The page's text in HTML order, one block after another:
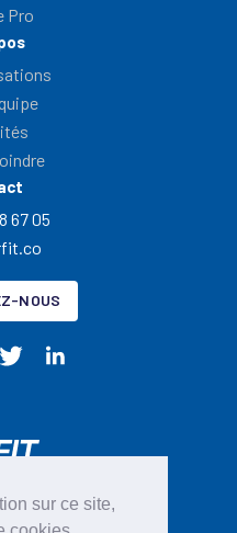
sur ce site,
Pro
67 05
NOUS